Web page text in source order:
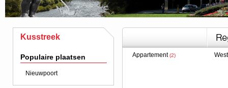
Kusstreek
Populaire plaatsen
Nieuwpoort
Appartement(2)